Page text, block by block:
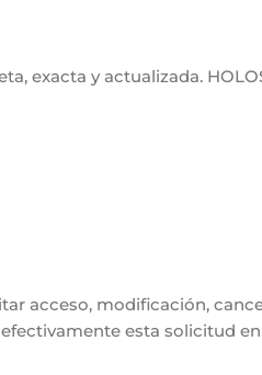
exacta y actualizada.
acceso, modificación,
esta solicitud